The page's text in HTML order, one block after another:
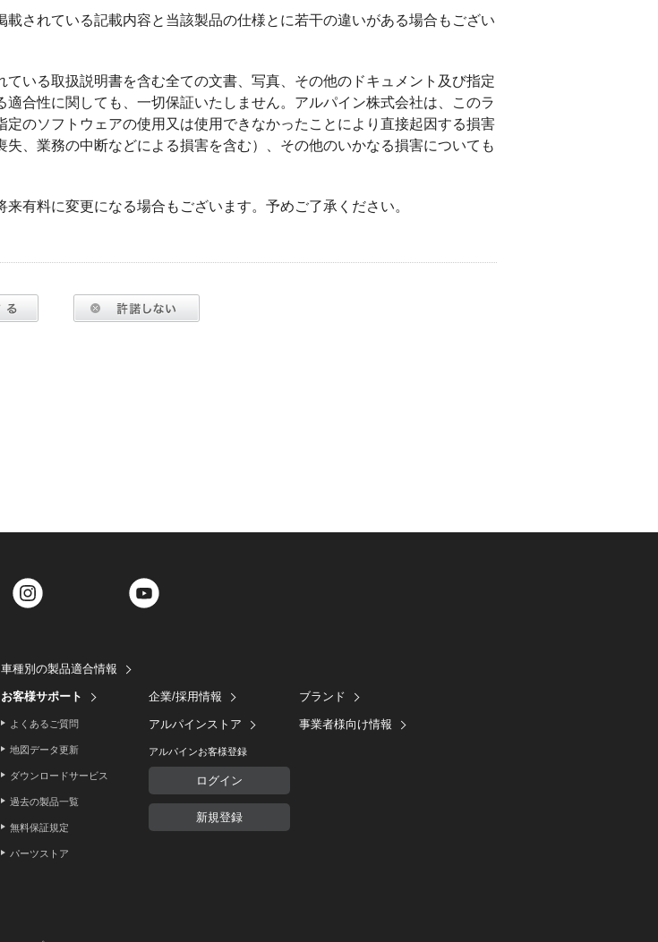
されている記載内容と当該製品の仕様とに若干の違いがある場合もござい
いる取扱説明書を含む全ての文書、写真、その他のドキュメント及び指定
合性に関しても、一切保証いたしません。アルパイン株式会社は、このラ
のソフトウェアの使用又は使用できなかったことにより直接起因する損害
、業務の中断などによる損害を含む）、その他のいかなる損害についても
有料に変更になる場合もございます。予めご了承ください。
Twitter
車種別の製品適合情報
お客様サポート
よくあるご質問
地図データ更新
ダウンロードサービス
過去の製品一覧
無料保証規定
パーツストア
企業/採用情報
アルパインストア
アルパインお客様登録
ログイン
新規登録
ブランド
事業者様向け情報